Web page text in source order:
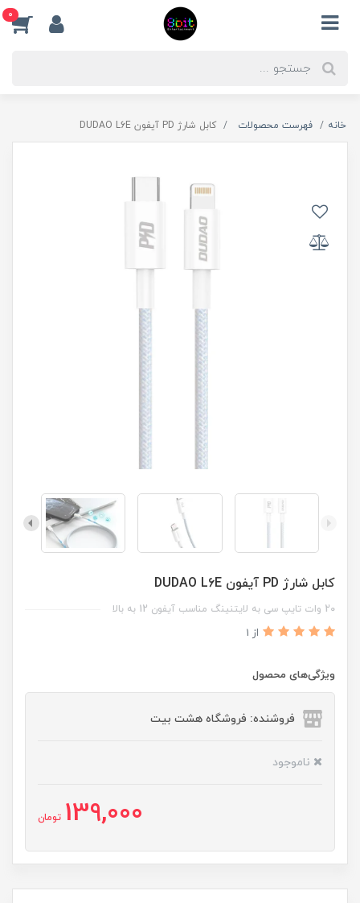
0
خانه فهرست محصولات کابل شارژ PD آیفون DUDAO L6E
کابل شارژ PD آیفون DUDAO L6E
20 وات تایپ سی به لایتنینگ مناسب آیفون 12 به بالا
از 1
ویژگی‌های محصول
فروشنده: فروشگاه هشت بیت
ناموجود
139,000 تومان